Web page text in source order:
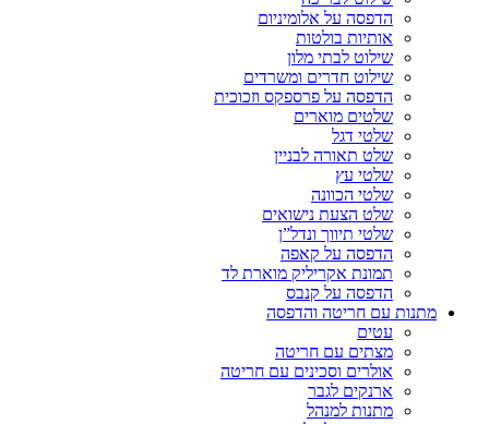
הדפסה על אלומיניום
אותיות בולטות
שילוט לבתי מלון
שילוט חדרים ומשרדים
הדפסה על פרספקס וזכוכית
שלטים מוארים
שלטי דגל
שלט תאורה לבניין
שלטי עץ
שלטי הכוונה
שלט הצעת נישואים
שלטי תיווך ונדל”ן
הדפסה על קאפה
תמונת אקריליק מוארת לד
הדפסה על קנבס
מתנות עם חריטה והדפסה
עטים
מצתים עם חריטה
אולרים וסכינים עם חריטה
ארנקים לגבר
מתנות למנהל